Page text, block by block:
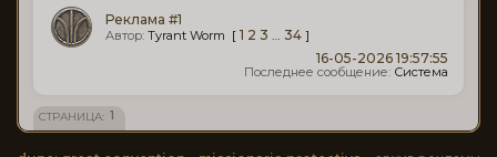
Реклама #1
Tyrant Worm [ 1 2 3 34 ]
16-05-2026 19:57:55
Система
СТРАНИЦА: 1